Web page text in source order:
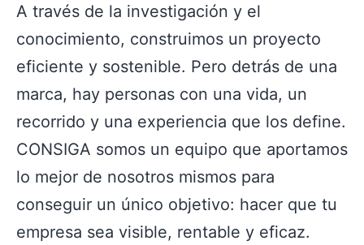
A través de la investigación y el
conocimiento, construimos un proyecto
eficiente y sostenible. Pero detrás de una
marca, hay personas con una vida, un
recorrido y una experiencia que los define.
CONSIGA somos un equipo que aportamos
lo mejor de nosotros mismos para
conseguir un único objetivo: hacer que tu
empresa sea visible, rentable y eficaz.